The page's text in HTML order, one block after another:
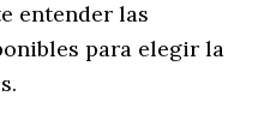
entender las
para elegir la